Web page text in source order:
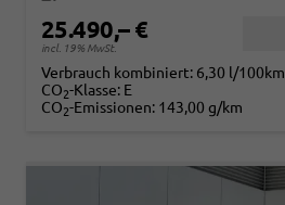
25.490,– €
incl. 19% MwSt.
Verbrauch kombiniert: 6,30 l/100km
CO2-Klasse: E
CO2-Emissionen: 143,00 g/km